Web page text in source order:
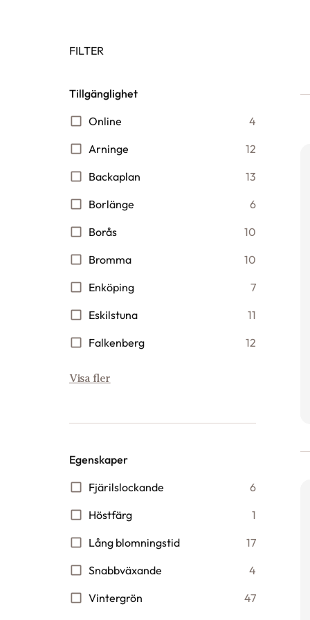
FILTER
Tillgänglighet
Online
4
Arninge
12
Backaplan
13
Borlänge
6
Borås
10
Bromma
10
Enköping
7
Eskilstuna
11
Falkenberg
12
Visa fler
Egenskaper
Fjärilslockande
6
Höstfärg
1
Lång blomningstid
17
Snabbväxande
4
Vintergrön
47